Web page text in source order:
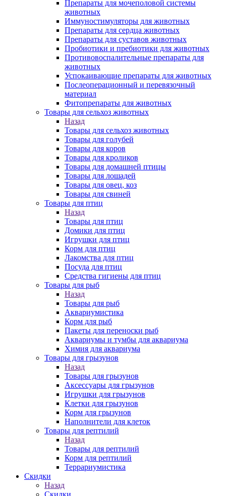
Препараты для мочеполовой системы
животных
Иммуностимуляторы для животных
Препараты для сердца животных
Препараты для суставов животных
Пробиотики и пребиотики для животных
Противовоспалительные препараты для
животных
Успокаивающие препараты для животных
Послеоперационный и перевязочный
материал
Фитопрепараты для животных
Товары для сельхоз животных
Назад
Товары для сельхоз животных
Товары для голубей
Товары для коров
Товары для кроликов
Товары для домашней птицы
Товары для лошадей
Товары для овец, коз
Товары для свиней
Товары для птиц
Назад
Товары для птиц
Домики для птиц
Игрушки для птиц
Корм для птиц
Лакомства для птиц
Посуда для птиц
Средства гигиены для птиц
Товары для рыб
Назад
Товары для рыб
Аквариумистика
Корм для рыб
Пакеты для переноски рыб
Аквариумы и тумбы для аквариума
Химия для аквариума
Товары для грызунов
Назад
Товары для грызунов
Аксессуары для грызунов
Игрушки для грызунов
Клетки для грызунов
Корм для грызунов
Наполнители для клеток
Товары для рептилий
Назад
Товары для рептилий
Корм для рептилий
Террариумистика
Скидки
Назад
Скидки